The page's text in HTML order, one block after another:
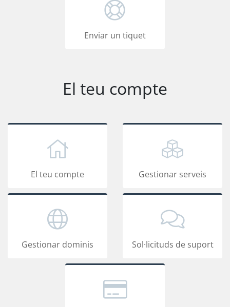
Enviar un tiquet
El teu compte
El teu compte Gestionar serveis
Gestionar dominis Sol·licituds de suport